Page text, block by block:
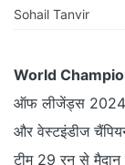
Sohail Tanvir
World
ऑफ लीजेंड्स 2024
और वेस्टइंडीज
टीम 29 रन से मैदान